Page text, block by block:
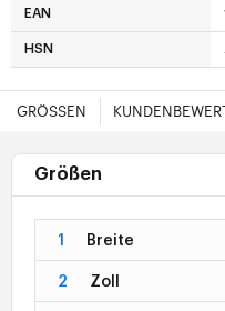
EAN
HSN
GRÖSSEN
Größen
1 Breite
2 Zoll